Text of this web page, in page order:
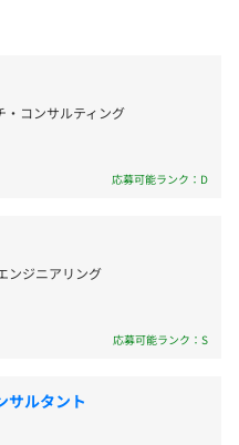
化を進める同社と資本業
、新しいい銀行の形と地
レコメンドエンジン・プ
ーケティングオートメー
エンジン
後の翌月1日に付与、半
格者が対応いたします。
める女性の割合
高まっており、当社
ています。 データを
、および革新を求め
の実現のために必要
の活用が期待されて
の真価が問われる時代を
、素粒子物理学の博
教員、大手広告代理
の転職者など、多様
つ人材が多数在籍して
ェーズをつくり上げ
すい
・コンサルティング
応募可能ランク：D
ンジニアリング
応募可能ランク：S
ルタント